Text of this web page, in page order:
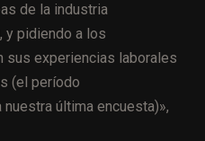
de la industria
y pidiendo a los
sus experiencias laborales
(el período
última encuesta)»,